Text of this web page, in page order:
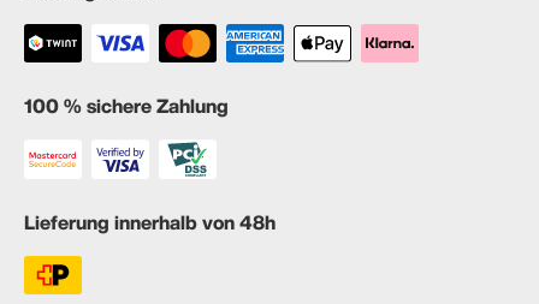
100 % sichere Zahlung
Lieferung innerhalb von 48h